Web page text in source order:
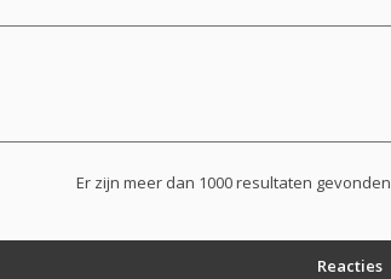
Er zijn meer dan 1000 resultaten gevonden
Reacties